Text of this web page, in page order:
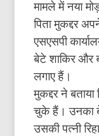
मामले में नया
पिता मुकद्दर
एसएसपी
बेटे शाकिर और
लगाए हैं।
मुकद्दर ने
चुके हैं। उनका
उसकी पत्नी